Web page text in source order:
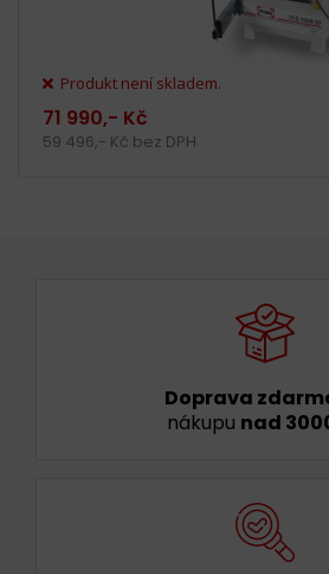
Produkt není skladem.
71 990,- Kč
59 496,- Kč bez DPH
Doprava
nákupu nad